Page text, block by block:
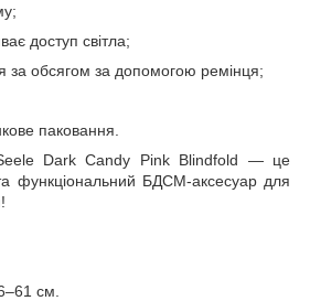
доступ світла;
за обсягом за допомогою ремінця;
паковання.
Dark Candy Pink Blindfold — це
функціональний БДСМ-аксесуар для
см.